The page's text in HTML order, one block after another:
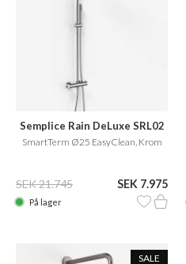
Semplice Rain DeLuxe SRL02
SmartTerm Ø25 EasyClean, Krom
SEK 21.745 SEK 7.975
På lager
SALE